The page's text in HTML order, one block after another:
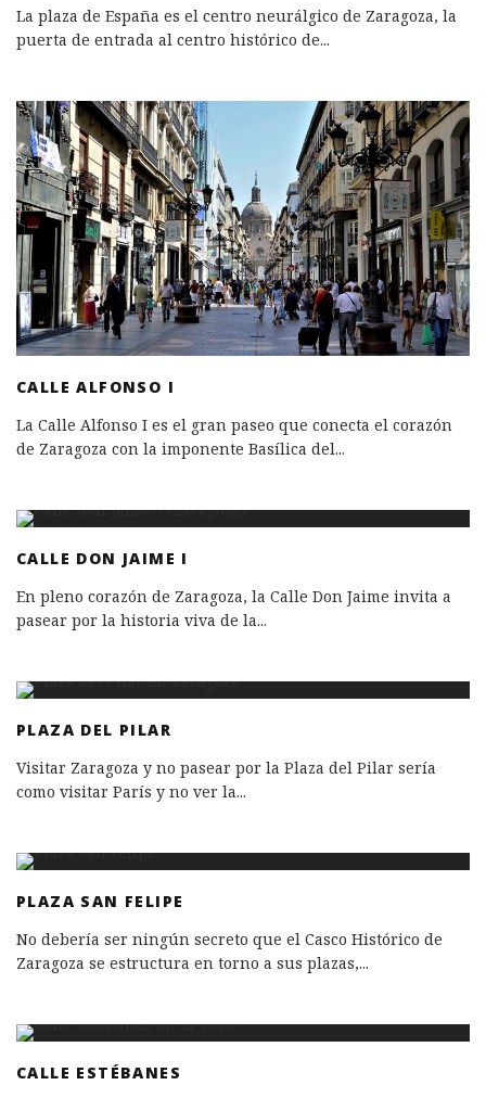
La plaza de España es el centro neurálgico de Zaragoza, la
puerta de entrada al centro histórico de...
CALLE ALFONSO I
La Calle Alfonso I es el gran paseo que conecta el corazón
de Zaragoza con la imponente Basílica del...
CALLE DON JAIME I
En pleno corazón de Zaragoza, la Calle Don Jaime invita a
pasear por la historia viva de la...
PLAZA DEL PILAR
Visitar Zaragoza y no pasear por la Plaza del Pilar sería
como visitar París y no ver la...
PLAZA SAN FELIPE
No debería ser ningún secreto que el Casco Histórico de
Zaragoza se estructura en torno a sus plazas,...
CALLE ESTÉBANES